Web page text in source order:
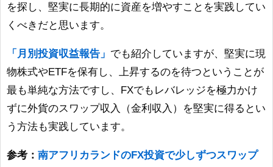
を探し、堅実に長期的に資産を増やすことを実践してい
くべきだと思います。
「月別投資収益報告」 でも紹介していますが、堅実に現
物株式やETFを保有し、上昇するのを待つということが
最も単純な方法ですし、FXでもレバレッジを極力かけ
ずに外貨のスワップ収入（金利収入）を堅実に得るとい
う方法も実践しています。
参考： 南アフリカランドのFX投資で少しずつスワップ